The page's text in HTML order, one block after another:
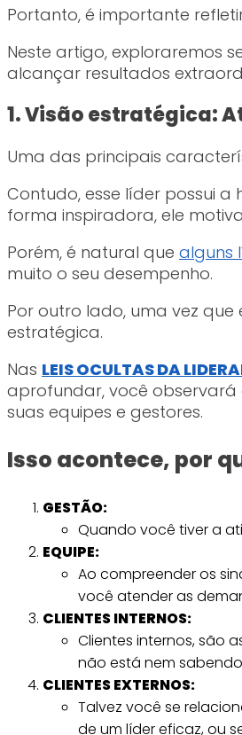
Portanto, é importante
Neste artigo, exploraremos
alcançar resultados
1. Visão estratégica:
Uma das principais
Contudo, esse líder possui
forma inspiradora, ele
Porém, é natural que alguns
muito o seu desempenho.
Por outro lado, uma vez
estratégica.
Nas LEIS OCULTAS DA
aprofundar, você observará
suas equipes e gestores.
Isso acontece, por
GESTÃO:
Quando você tiver a
EQUIPE:
Ao compreender os
você atender as
CLIENTES INTERNOS:
Clientes internos, são
não está nem
CLIENTES EXTERNOS:
Talvez você se
de um líder eficaz, ou